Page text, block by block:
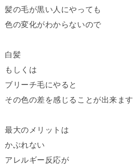
髪の毛が黒い人にやっても
色の変化がわからないので
白髪
もしくは
ブリーチ毛にやると
その色の差を感じることが出来ます
最大のメリットは
かぶれない
アレルギー反応が